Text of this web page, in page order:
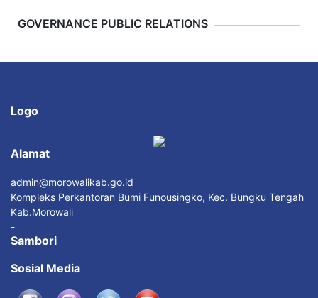
Previous
GOVERNANCE PUBLIC RELATIONS
Logo
Alamat
admin@morowalikab.go.id
Kompleks Perkantoran Bumi Funousingko, Kec. Bungku Tengah
Kab.Morowali
-
Sambori
Sosial Media